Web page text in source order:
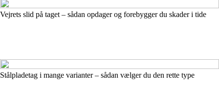
Vejrets slid på taget – sådan opdager og forebygger du skader i tide
Stålpladetag i mange varianter – sådan vælger du den rette type